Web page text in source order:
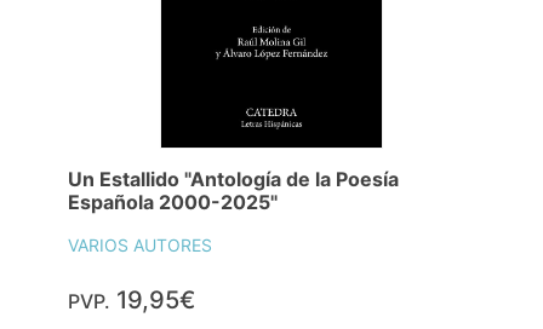
Un Estallido "Antología de la Poesía
Española 2000-2025"
VARIOS AUTORES
PVP. 19,95€